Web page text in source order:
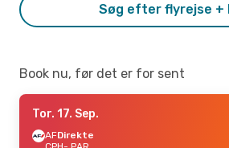
Søg efter flyrejse +
Book nu, før det er for sent
Tor. 17. Sep.
AFDirekte